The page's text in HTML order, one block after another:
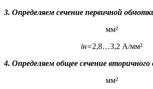
3. Определяем сечение первичной
мм²
iн=2,8…3,2 А/мм²
4. Определяем общее сечение вторичного
мм²